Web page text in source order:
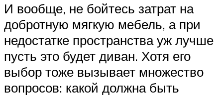
И вообще, не бойтесь затрат на
добротную мягкую мебель, а при
недостатке пространства уж лучше
пусть это будет диван. Хотя его
выбор тоже вызывает множество
вопросов: какой должна быть